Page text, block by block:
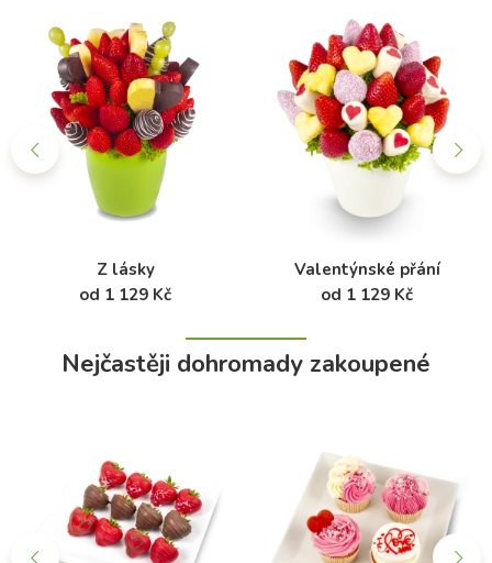
Z lásky
od 1 129 Kč
Valentýnské přání
od 1 129 Kč
Nejčastěji dohromady zakoupené